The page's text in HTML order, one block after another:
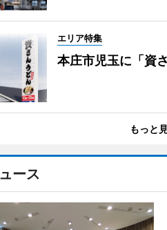
エリア特集
本庄市児玉に「資
もっと
ース